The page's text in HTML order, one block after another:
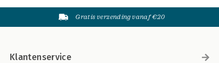
Gratis verzending vanaf €20
Klantenservice